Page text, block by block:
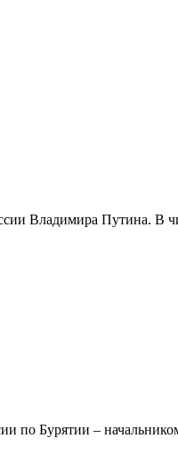
Владимира Путина. В
по Бурятии –